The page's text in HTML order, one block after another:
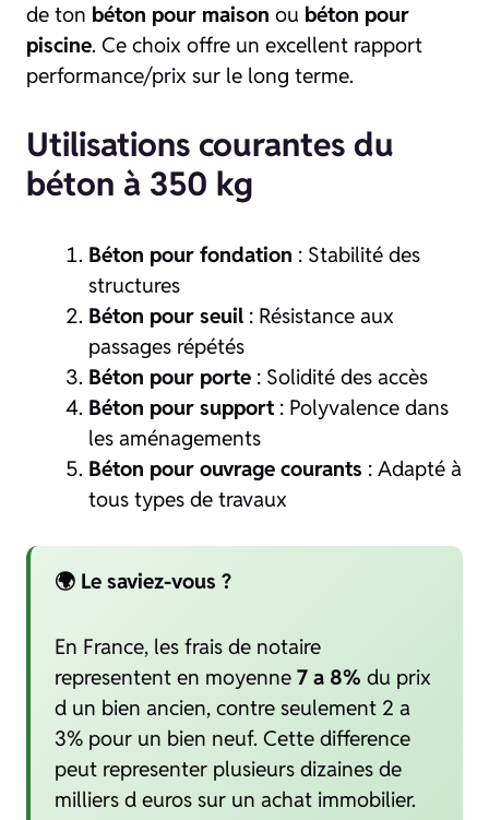
de ton béton pour maison ou béton pour
piscine. Ce choix offre un excellent rapport
performance/prix sur le long terme.
Utilisations courantes du
béton à 350 kg
Béton pour fondation : Stabilité des
structures
Béton pour seuil : Résistance aux
passages répétés
Béton pour porte : Solidité des accès
Béton pour support : Polyvalence dans
les aménagements
Béton pour ouvrage courants : Adapté à
tous types de travaux
🌍 Le saviez-vous ?
En France, les frais de notaire
representent en moyenne 7 a 8% du prix
d un bien ancien, contre seulement 2 a
3% pour un bien neuf. Cette difference
peut representer plusieurs dizaines de
milliers d euros sur un achat immobilier.